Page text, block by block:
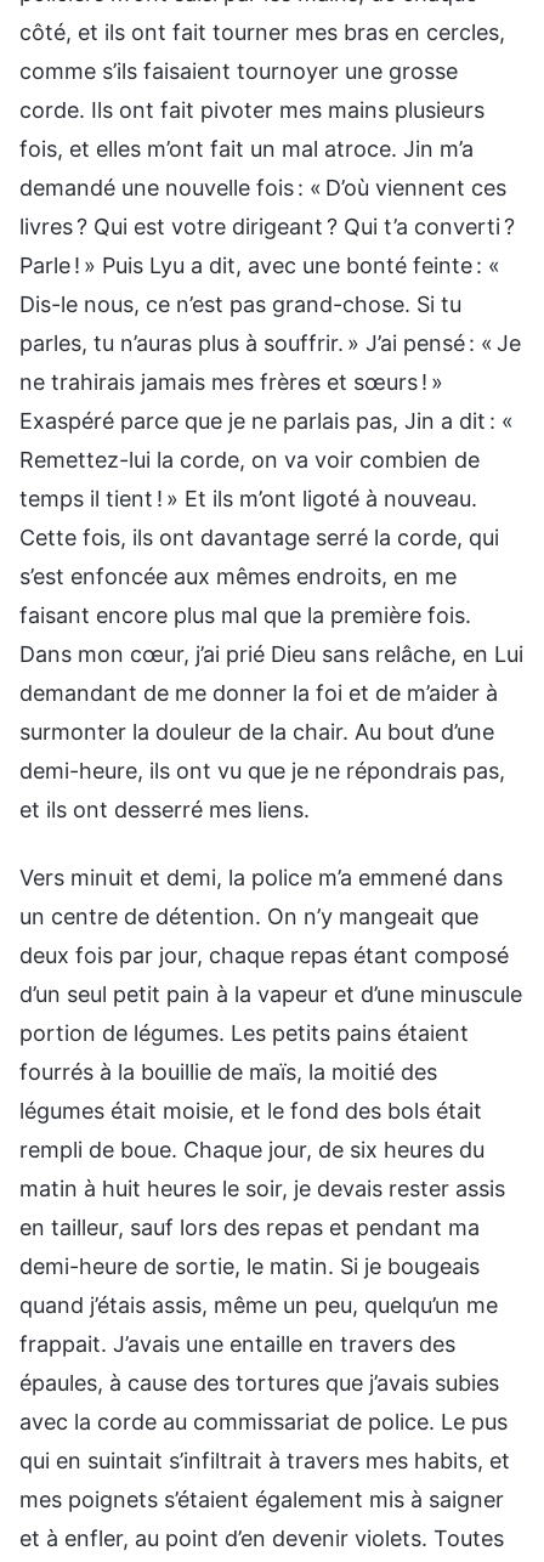
côté, et ils ont fait tourner mes bras en cercles,
comme s’ils faisaient tournoyer une grosse
corde. Ils ont fait pivoter mes mains plusieurs
fois, et elles m’ont fait un mal atroce. Jin m’a
demandé une nouvelle fois : « D’où viennent ces
livres ? Qui est votre dirigeant ? Qui t’a converti ?
Parle ! » Puis Lyu a dit, avec une bonté feinte : «
Dis-le nous, ce n’est pas grand-chose. Si tu
parles, tu n’auras plus à souffrir. » J’ai pensé : « Je
ne trahirais jamais mes frères et sœurs ! »
Exaspéré parce que je ne parlais pas, Jin a dit : «
Remettez-lui la corde, on va voir combien de
temps il tient ! » Et ils m’ont ligoté à nouveau.
Cette fois, ils ont davantage serré la corde, qui
s’est enfoncée aux mêmes endroits, en me
faisant encore plus mal que la première fois.
Dans mon cœur, j’ai prié Dieu sans relâche, en Lui
demandant de me donner la foi et de m’aider à
surmonter la douleur de la chair. Au bout d’une
demi-heure, ils ont vu que je ne répondrais pas,
et ils ont desserré mes liens.
Vers minuit et demi, la police m’a emmené dans
un centre de détention. On n’y mangeait que
deux fois par jour, chaque repas étant composé
d’un seul petit pain à la vapeur et d’une minuscule
portion de légumes. Les petits pains étaient
fourrés à la bouillie de maïs, la moitié des
légumes était moisie, et le fond des bols était
rempli de boue. Chaque jour, de six heures du
matin à huit heures le soir, je devais rester assis
en tailleur, sauf lors des repas et pendant ma
demi-heure de sortie, le matin. Si je bougeais
quand j’étais assis, même un peu, quelqu’un me
frappait. J’avais une entaille en travers des
épaules, à cause des tortures que j’avais subies
avec la corde au commissariat de police. Le pus
qui en suintait s’infiltrait à travers mes habits, et
mes poignets s’étaient également mis à saigner
et à enfler, au point d’en devenir violets. Toutes